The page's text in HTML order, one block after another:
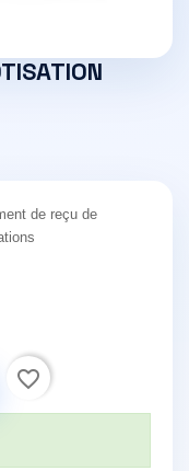
de reçu de
favorite_border